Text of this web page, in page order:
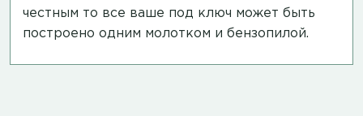
честным то все ваше под ключ может быть
построено одним молотком и бензопилой.